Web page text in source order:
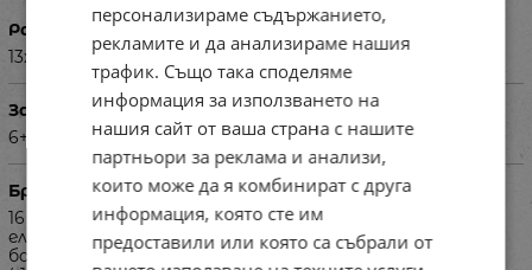
Размери в см
13х52.5х42.5
За деца на възраст
6+
Брой части
16 електродвигатели; 16 витла за двигатели; 16
електронен зумер; 16 превключвателя; 16 плоски
батерии 4,5 V; 16 заключващи винта; 16 термометъра
персонализираме съдържанието,
рекламите и да анализираме нашия
трафик. Също така споделяме
информация за използването на
нашия сайт от ваша страна с нашите
партньори за реклама и анализи,
които може да я комбинират с друга
информация, която сте им
предоставили или която са събрали от